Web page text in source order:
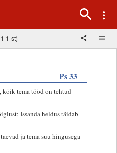
1-st)
Ps 33
kõik tema tööd on tehtud
Issanda heldus täidab
ja tema suu hingusega